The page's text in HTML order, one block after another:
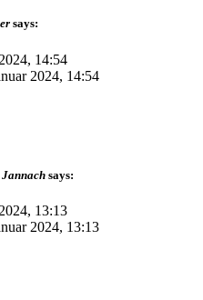
says:
14:54
2024, 14:54
says:
13:13
2024, 13:13